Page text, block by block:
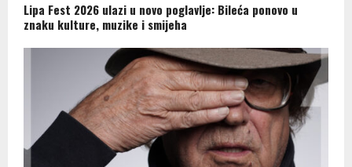
Lipa Fest 2026 ulazi u novo poglavlje: Bileća ponovo u
znaku kulture, muzike i smijeha